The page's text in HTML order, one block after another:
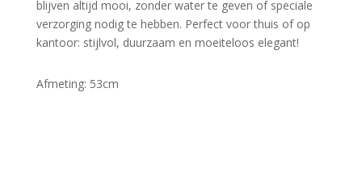
blijven altijd mooi, zonder water te geven of speciale
verzorging nodig te hebben. Perfect voor thuis of op
kantoor: stijlvol, duurzaam en moeiteloos elegant!
Afmeting: 53cm